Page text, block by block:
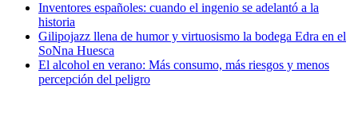
Inventores españoles: cuando el ingenio se adelantó a la
historia
Gilipojazz llena de humor y virtuosismo la bodega Edra en el
SoNna Huesca
El alcohol en verano: Más consumo, más riesgos y menos
percepción del peligro